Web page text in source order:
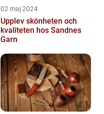
02 maj 2024
Upplev skönheten och
kvaliteten hos Sandnes
Garn